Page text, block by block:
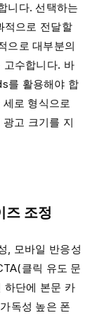
니다. 선택하는
적으로 전달할
으로 대부분의
고수합니다. 바
를 활용해야 합
세로 형식으로
고 크기를 지
즈 조정
, 모바일 반응성
클릭 유도 문
하단에 본문 카
독성 높은 폰